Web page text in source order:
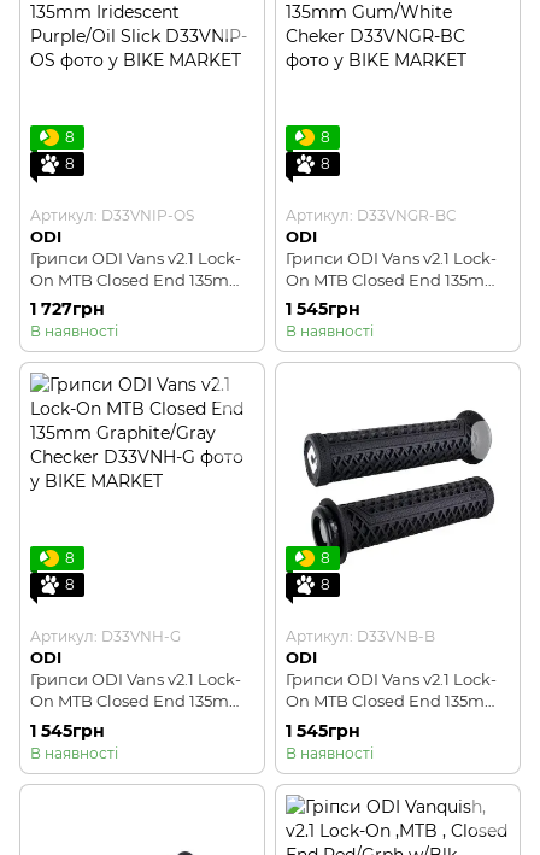
8
8
Артикул: D33VNIP-OS
ODI
Грипси ODI Vans v2.1 Lock-
On MTB Closed End 135mm
Iridescent Purple/Oil Slick
1 727грн
В наявності
8
8
Артикул: D33VNGR-BC
ODI
Грипси ODI Vans v2.1 Lock-
On MTB Closed End 135mm
Gum/White Cheker
1 545грн
В наявності
8
8
Артикул: D33VNH-G
ODI
Грипси ODI Vans v2.1 Lock-
On MTB Closed End 135mm
Graphite/Gray Checker
1 545грн
В наявності
8
8
Артикул: D33VNB-B
ODI
Грипси ODI Vans v2.1 Lock-
On MTB Closed End 135mm
Black Checker
1 545грн
В наявності